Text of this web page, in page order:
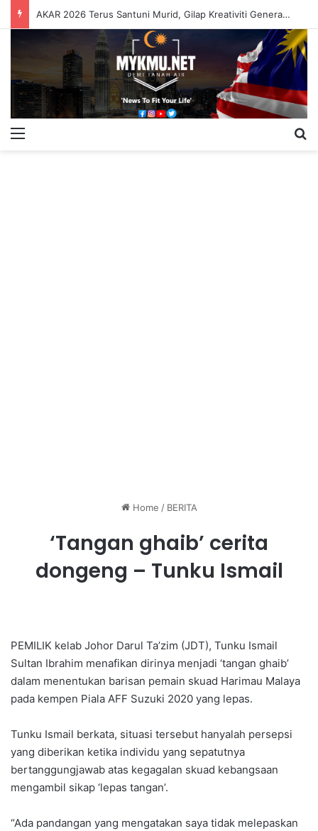
AKAR 2026 Terus Santuni Murid, Gilap Kreativiti Generasi Muda
Home / BERITA
‘Tangan ghaib’ cerita
dongeng – Tunku Ismail
PEMILIK kelab Johor Darul Ta’zim (JDT), Tunku Ismail
Sultan Ibrahim menafikan dirinya menjadi ‘tangan ghaib’
dalam menentukan barisan pemain skuad Harimau Malaya
pada kempen Piala AFF Suzuki 2020 yang lepas.
Tunku Ismail berkata, situasi tersebut hanyalah persepsi
yang diberikan ketika individu yang sepatutnya
bertanggungjawab atas kegagalan skuad kebangsaan
mengambil sikap ‘lepas tangan’.
“Ada pandangan yang mengatakan saya tidak melepaskan